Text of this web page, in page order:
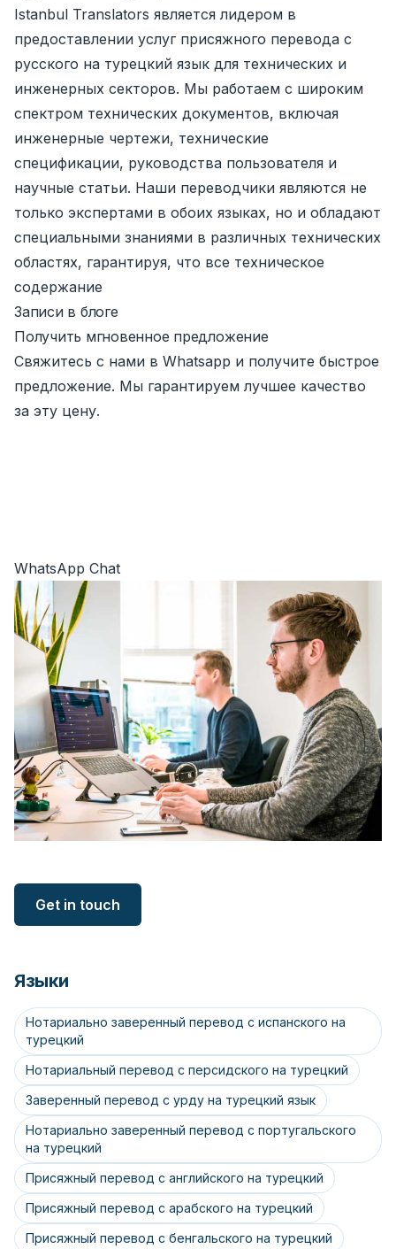
Istanbul Translators является лидером в
предоставлении услуг присяжного перевода с
русского на турецкий язык для технических и
инженерных секторов. Мы работаем с широким
спектром технических документов, включая
инженерные чертежи, технические
спецификации, руководства пользователя и
научные статьи. Наши переводчики являются не
только экспертами в обоих языках, но и обладают
специальными знаниями в различных технических
областях, гарантируя, что все техническое
содержание
Записи в блоге
Получить мгновенное предложение
Свяжитесь с нами в Whatsapp и получите быстрое
предложение. Мы гарантируем лучшее качество
за эту цену.
WhatsApp Chat
Get in touch
Языки
Нотариально заверенный перевод с испанского на
турецкий
Нотариальный перевод с персидского на турецкий
Заверенный перевод с урду на турецкий язык
Нотариально заверенный перевод с португальского
на турецкий
Присяжный перевод с английского на турецкий
Присяжный перевод с арабского на турецкий
Присяжный перевод с бенгальского на турецкий